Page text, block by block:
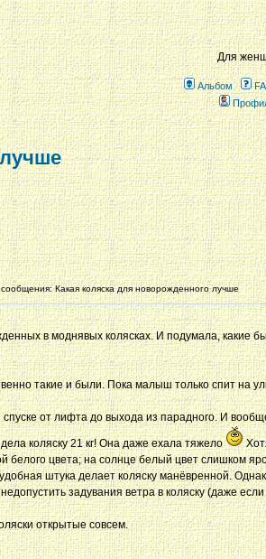
Для
Альбом
Какая коляска для новорожденного лучше
в моднявых колясках. И подумала, какие
такие и были. Пока малыш только спит на
от лифта до выхода из парадного. И
коляску 21 кг! Она даже ехала тяжело
белого цвета; на солнце белый цвет слишком
штука делает коляску манёвренной.
задувания ветра в коляску (даже
открытые совсем.